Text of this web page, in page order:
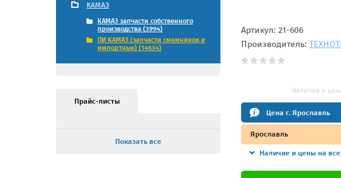
КАМАЗ
КАМАЗ запчасти собственного
производства (3994)
ПИ КАМАЗ (запчасти смежников и
импортные) (14634)
Прайс-листы
Показать все
Артикул: 21-606
Производитель:
Наличие и
Цена г. Ярославль
Ярославль
Наличие и цены на